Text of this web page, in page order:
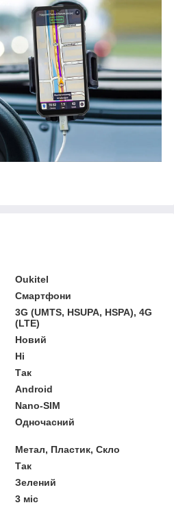
Oukitel
Смартфони
3G (UMTS, HSUPA, HSPA), 4G
(LTE)
Новий
Ні
Так
Android
Nano-SIM
Одночасний
Метал, Пластик, Скло
Так
Зелений
3 міс